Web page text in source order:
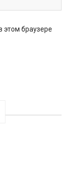
этом браузере